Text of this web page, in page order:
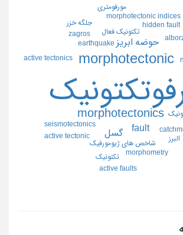
morphotectonic
morphotectonics
fault
حوضه ابريز
گسل
earthquake
تكتونيك فعال
شاخص هاي ژيومورفيك
hidden fault
morphometry
morphotectonic indices
seismotectonics
zagros
البرز
تكتونيك
جلگه خزر
مورفومتري
active faults
active tectonic
active tectonics